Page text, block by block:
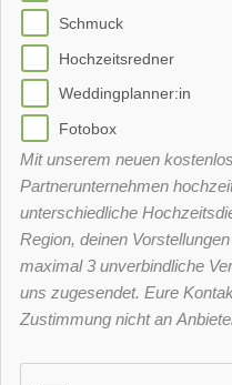
Schmuck
Hochzeitsredner
Weddingplanner:in
Fotobox
Mit unserem neuen
Partnerunternehmen
unterschiedliche
Region, deinen
maximal 3 unverbindliche
uns zugesendet. Eure
Zustimmung nicht an